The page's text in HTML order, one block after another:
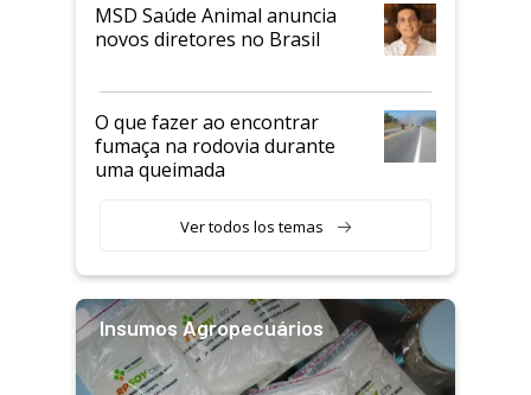
MSD Saúde Animal anuncia
novos diretores no Brasil
O que fazer ao encontrar
fumaça na rodovia durante
uma queimada
Ver todos los temas
Insumos Agropecuários